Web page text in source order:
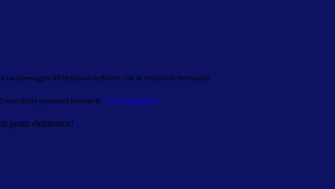
un messaggio all'indirizzo indicato con le istruzioni necessarie.
della password tramite la Login Spaggiari
posta elettronica!